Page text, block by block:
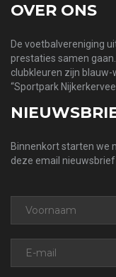
OVER ONS
De voetbalvereniging
prestaties samen
clubkleuren zijn
“Sportpark
Binnenkort starten we
deze email